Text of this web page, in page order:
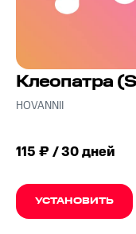
Клеопатра
HOVANNII
115 ₽ / 30 дней
УСТАНОВИТЬ